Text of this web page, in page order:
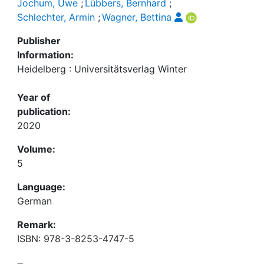
Jochum, Uwe ; Lübbers, Bernhard ;
Schlechter, Armin ;Wagner, Bettina
Publisher
Information:
Heidelberg : Universitätsverlag Winter
Year of
publication:
2020
Volume:
5
Language:
German
Remark:
ISBN: 978-3-8253-4747-5